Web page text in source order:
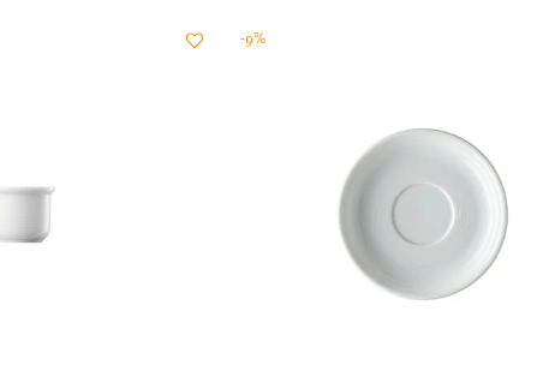
-9%